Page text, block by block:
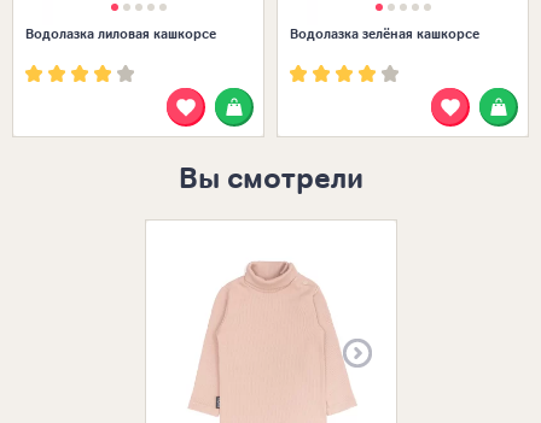
Водолазка лиловая кашкорсе Водолазка зелёная кашкорсе
Вы смотрели